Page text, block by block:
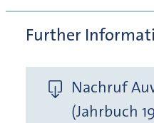
Further
Nachruf
(Jahrbuch